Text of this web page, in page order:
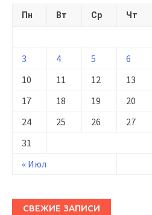
Пн Вт Ср Чт
« Июл
3
4 5 6
10
11 12 13
17
18 19 20
24
25 26 27
31
СВЕЖИЕ ЗАПИСИ